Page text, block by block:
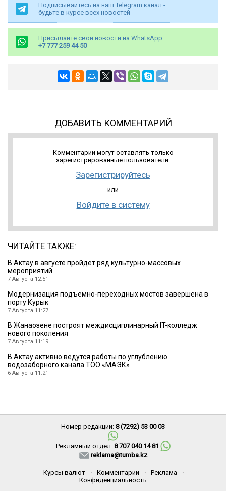
Подписывайтесь на наш Telegram канал -
будьте в курсе всех новостей
Присылайте свои новости на WhatsApp
+7 777 259 44 50
ДОБАВИТЬ КОММЕНТАРИЙ
Комментарии могут оставлять только
зарегистрированные пользователи.
Зарегистрируйтесь
или
Войдите в систему
ЧИТАЙТЕ ТАКЖЕ:
В Актау в августе пройдет ряд культурно-массовых
мероприятий
7 Августа 12:51
Модернизация подъемно-переходных мостов завершена в
порту Курык
7 Августа 11:27
В Жанаозене построят междисциплинарный IT-колледж
нового поколения
7 Августа 11:19
В Актау активно ведутся работы по углублению
водозаборного канала ТОО «МАЭК»
6 Августа 11:21
Номер редакции: 8 (7292) 53 00 03
Рекламный отдел: 8 707 040 14 81
reklama@tumba.kz
Курсы валют · Комментарии · Реклама
·
Конфиденциальность